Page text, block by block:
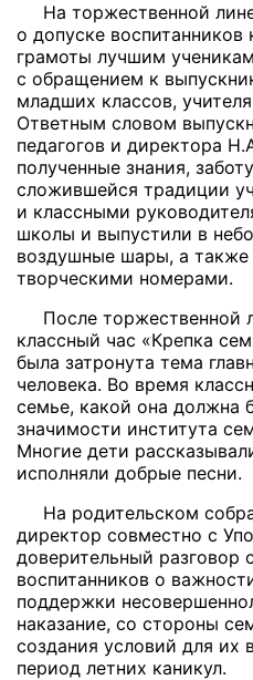
На торжественной
о допуске
грамоты лучшим
с обращением к
младших классов,
Ответным словом
педагогов и директора
полученные знания,
сложившейся традиции
и классными
школы и выпустили в
воздушные шары, а также
творческими номерами.
После торжественной
классный час «Крепка
была затронута тема
человека. Во время
семье, какой она должна
значимости института
Многие дети
исполняли добрые песни.
На родительском
директор совместно с
доверительный разговор
воспитанников о
поддержки
наказание, со стороны
создания условий для их
период летних каникул.